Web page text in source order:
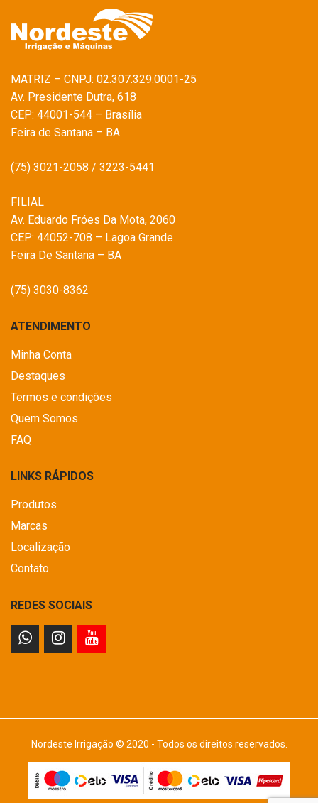
MATRIZ – CNPJ: 02.307.329.0001-25
Av. Presidente Dutra, 618
CEP: 44001-544 – Brasília
Feira de Santana – BA
(75) 3021-2058 / 3223-5441
FILIAL
Av. Eduardo Fróes Da Mota, 2060
CEP: 44052-708 – Lagoa Grande
Feira De Santana – BA
(75) 3030-8362
ATENDIMENTO
Minha Conta
Destaques
Termos e condições
Quem Somos
FAQ
LINKS RÁPIDOS
Produtos
Marcas
Localização
Contato
REDES SOCIAIS
Nordeste Irrigação © 2020 - Todos os direitos reservados.